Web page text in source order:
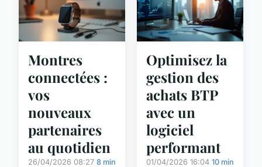
Montres
connectées :
vos
nouveaux
partenaires
au quotidien
26/04/2026 08:27 8 min
Optimisez la
gestion des
achats BTP
avec un
logiciel
performant
01/04/2026 16:04 10 min